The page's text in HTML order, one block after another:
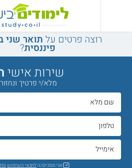
רוצה פרטים על תואר שני
פיננסית?
שירות אישי
מלא/י פרטיך
אני מסכים/הלתנאי השימוש